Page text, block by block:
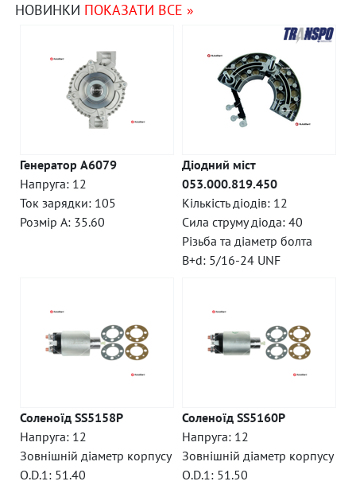
НОВИНКИ ПОКАЗАТИ ВСЕ »
Генератор A6079
Напруга: 12
Ток зарядки: 105
Розмір A: 35.60
Діодний міст
053.000.819.450
Кількість діодів: 12
Сила струму діода: 40
Різьба та діаметр болта
B+d: 5/16-24 UNF
Соленоїд SS5158P
Напруга: 12
Зовнішній діаметр корпусу
O.D.1: 51.40
Соленоїд SS5160P
Напруга: 12
Зовнішній діаметр корпусу
O.D.1: 51.50